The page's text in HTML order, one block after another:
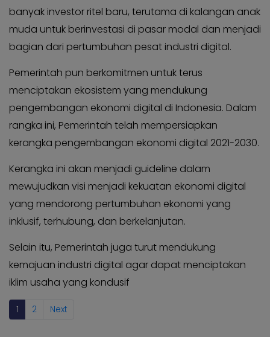
banyak investor ritel baru, terutama di kalangan anak
muda untuk berinvestasi di pasar modal dan menjadi
bagian dari pertumbuhan pesat industri digital.
Pemerintah pun berkomitmen untuk terus
menciptakan ekosistem yang mendukung
pengembangan ekonomi digital di Indonesia. Dalam
rangka ini, Pemerintah telah mempersiapkan
kerangka pengembangan ekonomi digital 2021-2030.
Kerangka ini akan menjadi guideline dalam
mewujudkan visi menjadi kekuatan ekonomi digital
yang mendorong pertumbuhan ekonomi yang
inklusif, terhubung, dan berkelanjutan.
Selain itu, Pemerintah juga turut mendukung
kemajuan industri digital agar dapat menciptakan
iklim usaha yang kondusif
1 2 Next